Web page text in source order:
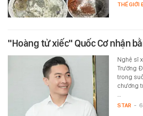
THẾ GIỚI
"Hoàng tử xiếc" Quốc Cơ nhận
Nghệ sĩ
Trường
trong
chương
STAR -